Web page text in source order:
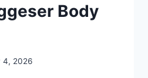
Body
4, 2026